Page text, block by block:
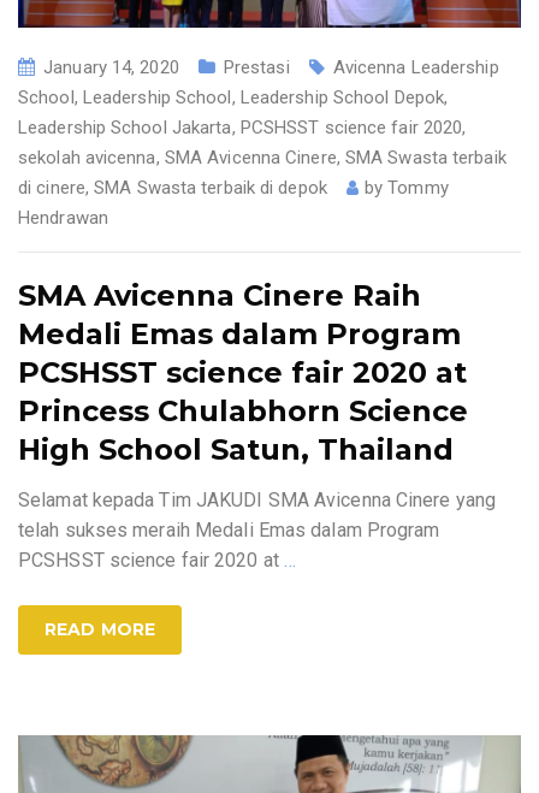
January 14, 2020 Prestasi
Avicenna Leadership
School, Leadership School, Leadership School Depok,
Leadership School Jakarta, PCSHSST science fair 2020,
sekolah avicenna, SMA Avicenna Cinere, SMA Swasta terbaik
di cinere,SMA Swasta terbaik di depok byTommy
Hendrawan
SMA Avicenna Cinere Raih
Medali Emas dalam Program
PCSHSST science fair 2020 at
Princess Chulabhorn Science
High School Satun, Thailand
Selamat kepada Tim JAKUDI SMA Avicenna Cinere yang
telah sukses meraih Medali Emas dalam Program
PCSHSST science fair 2020 at …
READ MORE